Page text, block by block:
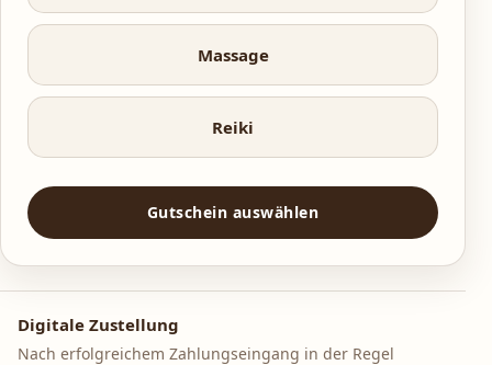
Massage
Reiki
Gutschein auswählen
Digitale Zustellung
Nach erfolgreichem Zahlungseingang in der Regel